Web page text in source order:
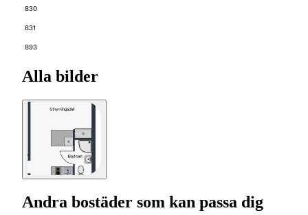
830
831
893
Alla bilder
Andra bostäder som kan passa dig